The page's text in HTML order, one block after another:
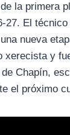
la primera
27. El
nueva
xerecista y
Chapín,
el próximo